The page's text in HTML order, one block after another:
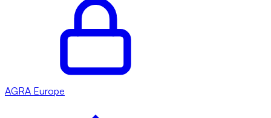
AGRA Europe